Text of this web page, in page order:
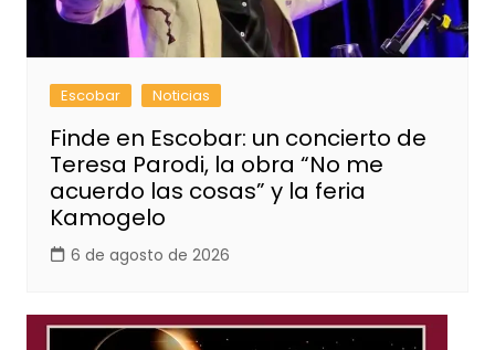
Escobar Noticias
Finde en Escobar: un concierto de
Teresa Parodi, la obra “No me
acuerdo las cosas” y la feria
Kamogelo
6 de agosto de 2026